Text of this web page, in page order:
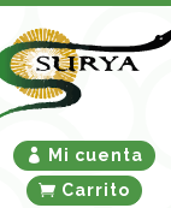
Mi cuenta
Carrito